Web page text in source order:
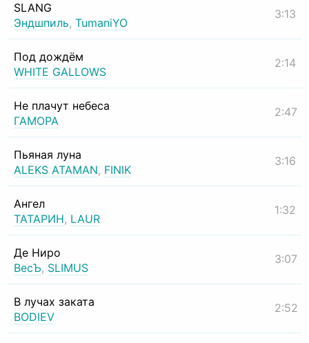
SLANG
Эндшпиль, TumaniYO
3:13
Под дождём
WHITE GALLOWS
2:14
Не плачут небеса
ГАМОРА
2:47
Пьяная луна
ALEKS ATAMAN, FINIK
3:16
Ангел
ТАТАРИН, LAUR
1:32
Де Ниро
ВесЪ, SLIMUS
3:07
В лучах заката
BODIEV
2:52